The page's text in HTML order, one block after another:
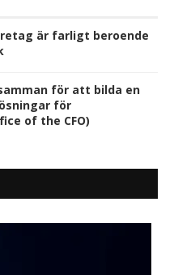
är farligt beroende
för att bilda en
för
of the CFO)